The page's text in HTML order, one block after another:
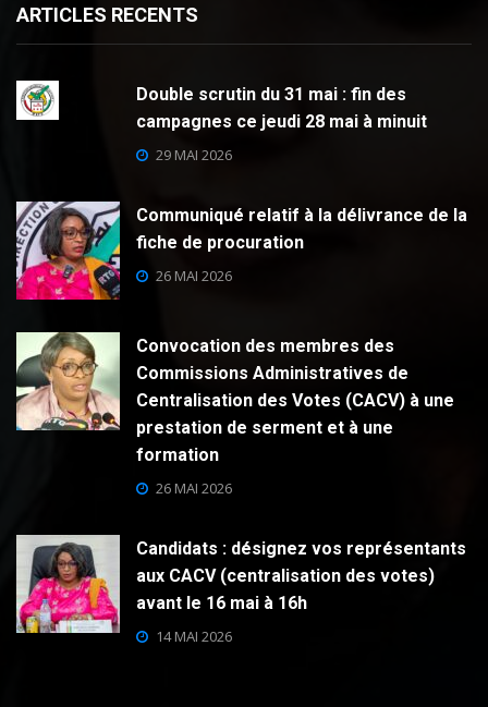
ARTICLES RECENTS
Double scrutin du 31 mai : fin des
campagnes ce jeudi 28 mai à minuit
29 MAI 2026
Communiqué relatif à la délivrance de la
fiche de procuration
26 MAI 2026
Convocation des membres des
Commissions Administratives de
Centralisation des Votes (CACV) à une
prestation de serment et à une
formation
26 MAI 2026
Candidats : désignez vos représentants
aux CACV (centralisation des votes)
avant le 16 mai à 16h
14 MAI 2026